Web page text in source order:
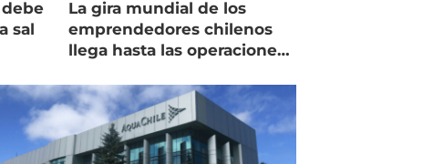
sal
La gira mundial de los
emprendedores chilenos
llega hasta las operaciones